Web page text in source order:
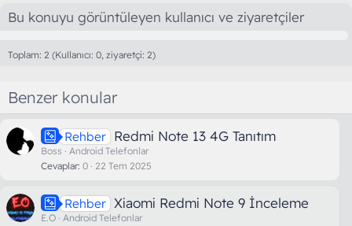
Bu konuyu görüntüleyen kullanıcı ve ziyaretçiler
Toplam: 2 (Kullanıcı: 0, ziyaretçi: 2)
Benzer konular
Rehber Redmi Note 13 4G Tanıtım
Boss
Android Telefonlar
Cevaplar 0 22 Tem 2025
Rehber Xiaomi Redmi Note 9 İnceleme
E.O Android Telefonlar